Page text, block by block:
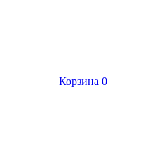
Корзина 0